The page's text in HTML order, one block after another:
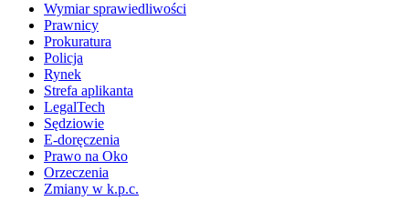
Wymiar sprawiedliwości
Prawnicy
Prokuratura
Policja
Rynek
Strefa aplikanta
LegalTech
Sędziowie
E-doręczenia
Prawo na Oko
Orzeczenia
Zmiany w k.p.c.